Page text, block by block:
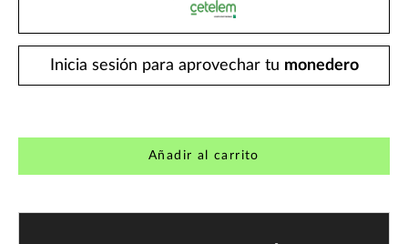
Inicia sesión para aprovechar tu monedero
Añadir al carrito